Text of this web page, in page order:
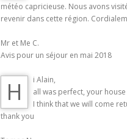
météo capricieuse. Nous avons
revenir dans cette région.
Mr et Me C.
Avis pour un séjour en mai 2018
H
i Alain,
all was perfect, your
I think that we will come
thank you